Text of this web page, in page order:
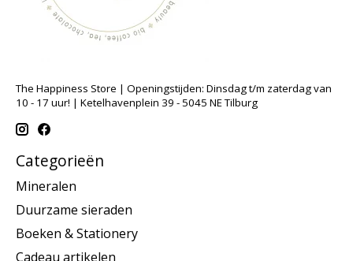
The Happiness Store | Openingstijden: Dinsdag t/m zaterdag van
10 - 17 uur! | Ketelhavenplein 39 - 5045 NE Tilburg
Categorieën
Mineralen
Duurzame sieraden
Boeken & Stationery
Cadeau artikelen